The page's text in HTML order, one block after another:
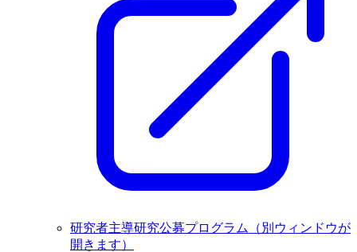
研究者主導研究公募プログラム
（別ウィンドウが
開きます）